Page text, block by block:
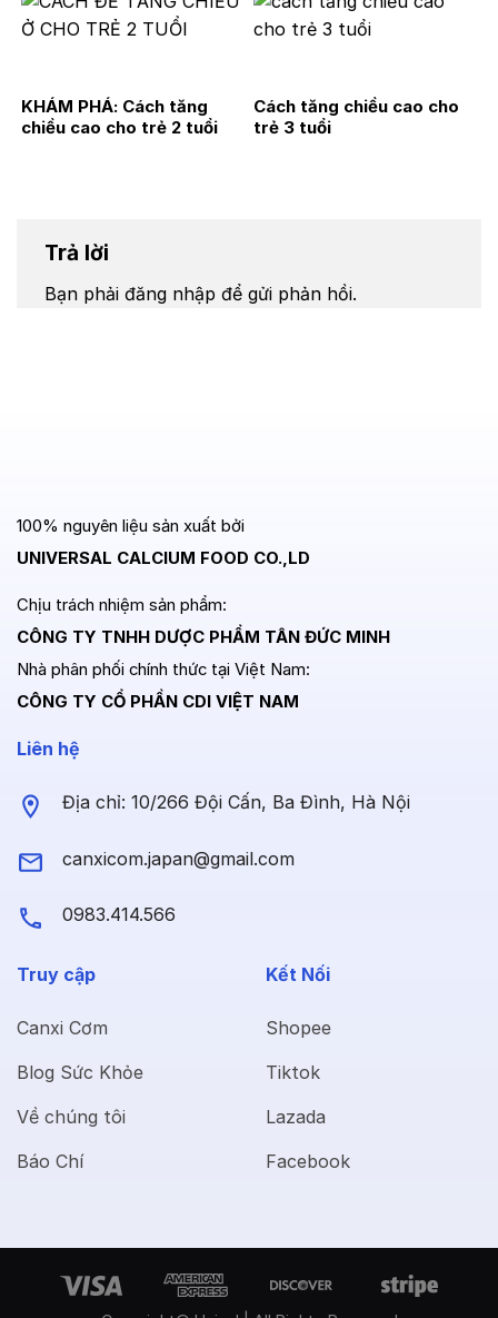
KHÁM PHÁ: Cách tăng
chiều cao cho trẻ 2 tuổi
Cách tăng chiều cao cho
trẻ 3 tuổi
Trả lời
Bạn phải đăng nhập để gửi phản hồi.
100% nguyên liệu sản xuất bởi
UNIVERSAL CALCIUM FOOD CO.,LD
Chịu trách nhiệm sản phẩm:
CÔNG TY TNHH DƯỢC PHẨM TÂN ĐỨC MINH
Nhà phân phối chính thức tại Việt Nam:
CÔNG TY CỔ PHẦN CDI VIỆT NAM
Liên hệ
Địa chỉ: 10/266 Đội Cấn, Ba Đình, Hà Nội
canxicom.japan@gmail.com
0983.414.566
Truy cập
Canxi Cơm
Blog Sức Khỏe
Về chúng tôi
Báo Chí
Kết Nối
Shopee
Tiktok
Lazada
Facebook